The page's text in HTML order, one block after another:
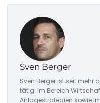
Sven Berger
Sven Berger ist seit mehr
tätig. Im Bereich
Anlagestrategien sowie